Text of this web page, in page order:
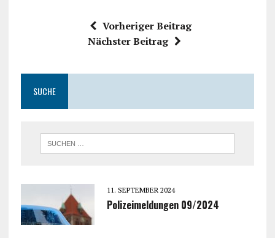
Vorheriger Beitrag
Nächster Beitrag
SUCHE
11. SEPTEMBER 2024
Polizeimeldungen 09/2024